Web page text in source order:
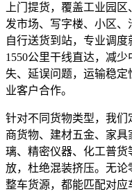
上门提货，覆盖工业园
发市场、写字楼、小区
自行送货到站，专业调
1550公里干线直达，减
失、延误问题，运输稳
业客户合作。
针对不同货物类型，我
商货物、建材五金、家
璃、精密仪器、化工普
放，杜绝混装挤压。无
整车货源，都能匹配对